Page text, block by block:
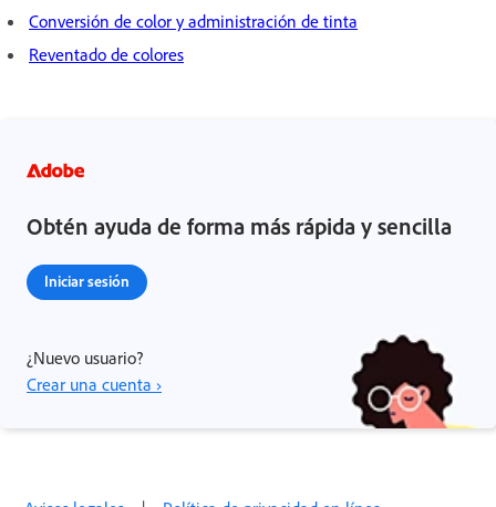
Conversión de color y administración de tinta
Reventado de colores
Obtén ayuda de forma más rápida y sencilla
Iniciar sesión
¿Nuevo usuario?
Crear una cuenta ›